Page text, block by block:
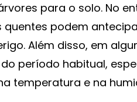
para o solo. No
quentes podem
Além disso, em
período habitual,
temperatura e na